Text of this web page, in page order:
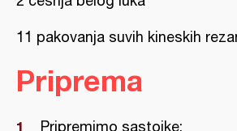
11 pakovanja suvih kineskih
Priprema
Pripremimo sastojke: